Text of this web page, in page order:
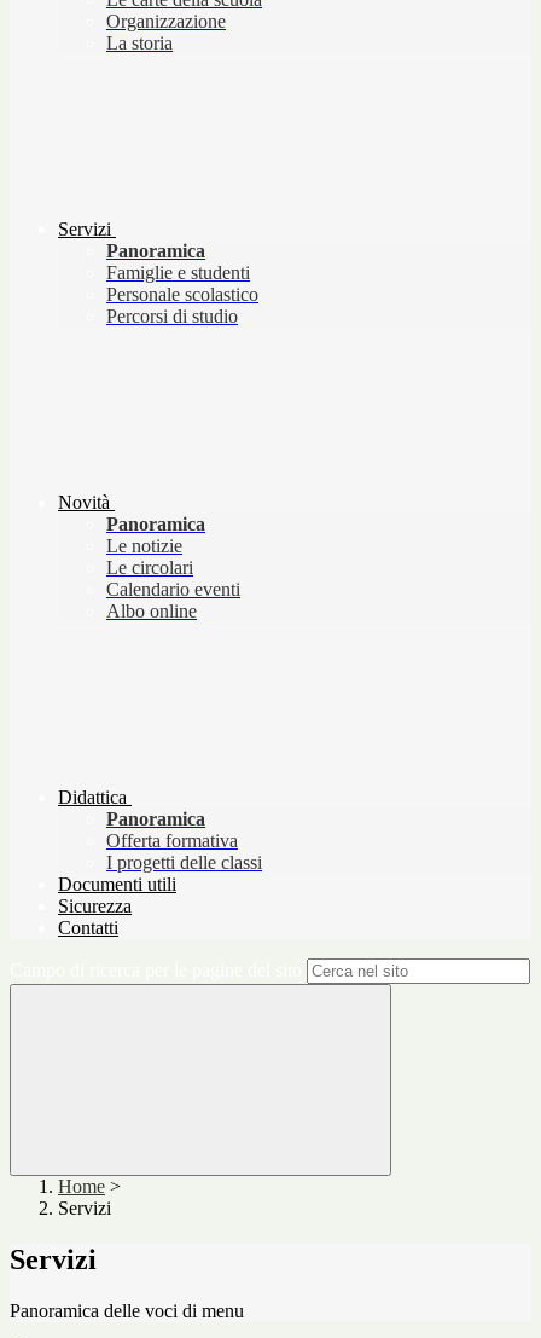
Organizzazione
La storia
Servizi
Panoramica
Famiglie e studenti
Personale scolastico
Percorsi di studio
Novità
Panoramica
Le notizie
Le circolari
Calendario eventi
Albo online
Didattica
Panoramica
Offerta formativa
I progetti delle classi
Documenti utili
Sicurezza
Contatti
Home >
Servizi
Servizi
Panoramica delle voci di menu